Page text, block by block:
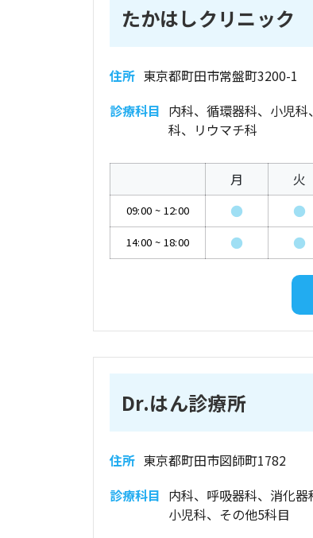
たかはしクリニック
住所 東京都町田市常盤町3200-1
診療科目 内科、循環器科、小児科
科、リウマチ科
月 火
09:00 ~ 12:00 ● ●
14:00 ~ 18:00 ● ●
Dr.はん診療所
住所 東京都町田市図師町1782
診療科目 内科、呼吸器科、消化器
小児科、その他5科目